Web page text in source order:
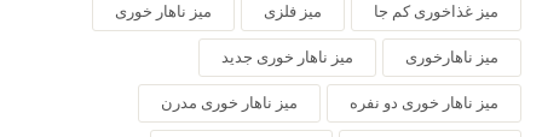
میز غذاخوری کم جا میز فلزی میز ناهار خوری
میز ناهارخوری میز ناهار خوری جدید
میز ناهار خوری دو نفره میز ناهار خوری مدرن